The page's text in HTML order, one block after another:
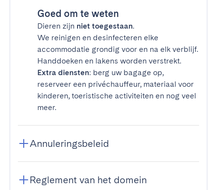
Goed om te weten
Dieren zijn niet toegestaan.
We reinigen en desinfecteren elke
accommodatie grondig voor en na elk verblijf.
Handdoeken en lakens worden verstrekt.
Extra diensten: berg uw bagage op,
reserveer een privéchauffeur, materiaal voor
kinderen, toeristische activiteiten en nog veel
meer.
Annuleringsbeleid
Reglement van het domein